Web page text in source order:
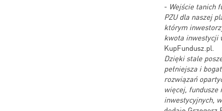
- Wejście tanich
PZU dla naszej
którym
kwota inwestycji
KupFundusz.pl.
Dzięki stale
pełniejsza i
rozwiązań
więcej, fundusze
inwestycyjnych,